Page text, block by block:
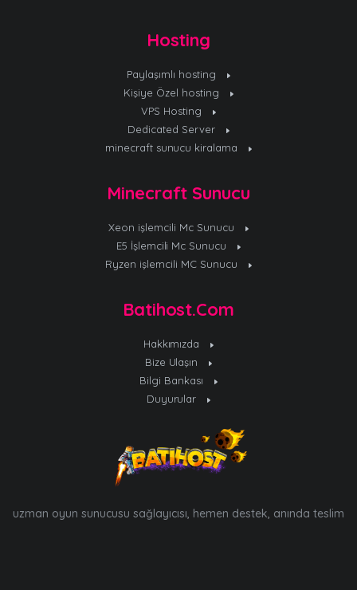
Hosting
Paylaşımlı hosting
Kişiye Özel hosting
VPS Hosting
Dedicated Server
minecraft sunucu kiralama
Minecraft Sunucu
Xeon işlemcili Mc Sunucu
E5 İşlemcili Mc Sunucu
Ryzen işlemcili MC Sunucu
Batihost.Com
Hakkımızda
Bize Ulaşın
Bilgi Bankası
Duyurular
uzman oyun sunucusu sağlayıcısı, hemen destek, anında teslim